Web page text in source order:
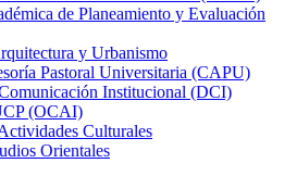
de Planeamiento y Evaluación
y Urbanismo
Pastoral Universitaria (CAPU)
Institucional (DCI)
(OCAI)
Culturales
Orientales